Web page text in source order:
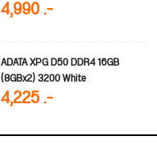
4,990 .-
ADATA XPG D50 DDR4 16GB
(8GBx2) 3200 White
4,225 .-